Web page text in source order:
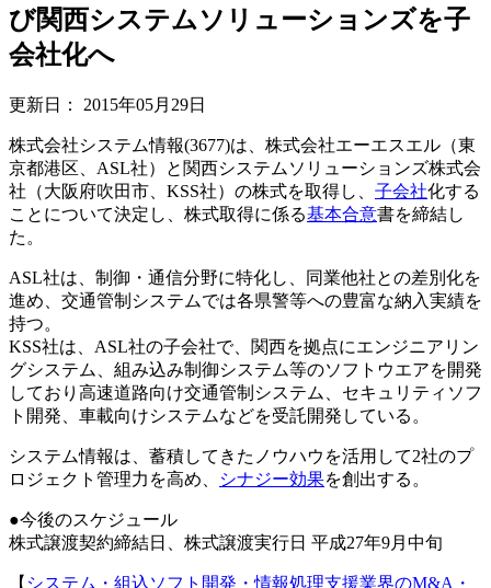
び関西システムソリューションズを子
会社化へ
更新日： 2015年05月29日
株式会社システム情報(3677)は、株式会社エーエスエル（東
京都港区、ASL社）と関西システムソリューションズ株式会
社（大阪府吹田市、KSS社）の株式を取得し、 子会社化する
ことについて決定し、株式取得に係る基本合意書を締結し
た。
ASL社は、制御・通信分野に特化し、同業他社との差別化を
進め、交通管制システムでは各県警等への豊富な納入実績を
持つ。
KSS社は、ASL社の子会社で、関西を拠点にエンジニアリン
グシステム、組み込み制御システム等のソフトウエアを開発
しており高速道路向け交通管制システム、セキュリティソフ
ト開発、車載向けシステムなどを受託開発している。
システム情報は、蓄積してきたノウハウを活用して2社のプ
ロジェクト管理力を高め、
シナジー効果を創出する。
●今後のスケジュール
株式譲渡契約締結日、株式譲渡実行日 平成27年9月中旬
【 システム・組込ソフト開発・情報処理支援業界のM&A・